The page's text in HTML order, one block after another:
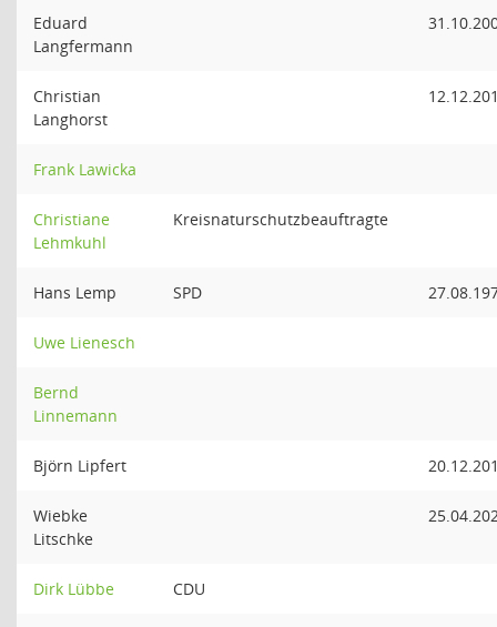
Eduard
Langfermann
Christian
Langhorst
Frank Lawicka
Christiane
Lehmkuhl
Kreisnaturschutzbeauftragte
Hans Lemp SPD
Uwe Lienesch
Bernd
Linnemann
Björn Lipfert
Wiebke
Litschke
Dirk Lübbe CDU